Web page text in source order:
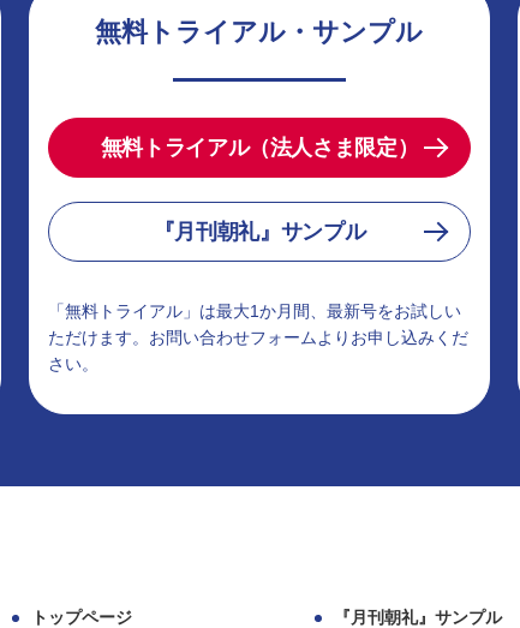
無料トライアル・サンプル
無料トライアル（法人さま限定）
『月刊朝礼』サンプル
「無料トライアル」は最大1か月間、最新号をお試しい
ただけます。お問い合わせフォームよりお申し込みくだ
さい。
トップページ 『月刊朝礼』サンプル